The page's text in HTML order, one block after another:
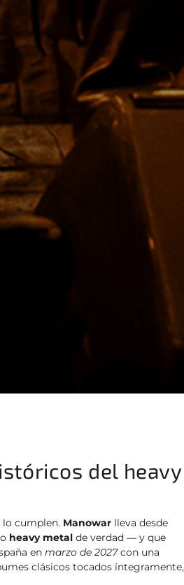
del heavy
lo cumplen. Manowar lleva desde
heavy metal de verdad — y que
en marzo de 2027con una
clásicos tocados íntegramente,